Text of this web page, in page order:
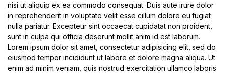
nisi ut aliquip ex ea commodo consequat. Duis aute irure dolor
in reprehenderit in voluptate velit esse cillum dolore eu fugiat
nulla pariatur. Excepteur sint occaecat cupidatat non proident,
sunt in culpa qui officia deserunt mollit anim id est laborum.
Lorem ipsum dolor sit amet, consectetur adipisicing elit, sed do
eiusmod tempor incididunt ut labore et dolore magna aliqua. Ut
enim ad minim veniam, quis nostrud exercitation ullamco laboris